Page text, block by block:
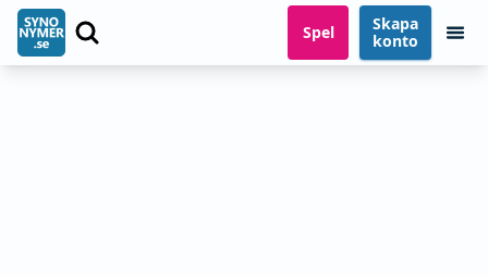
Spel
Skapa
konto